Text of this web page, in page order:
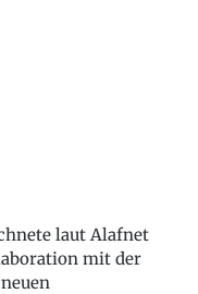
laut Alafnet
mit der